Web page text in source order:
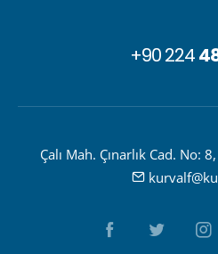
+90 224
Çalı Mah. Çınarlık Cad. No: